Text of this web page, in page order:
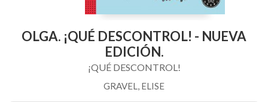
OLGA. ¡QUÉ DESCONTROL! - NUEVA
EDICIÓN.
¡QUÉ DESCONTROL!
GRAVEL, ELISE